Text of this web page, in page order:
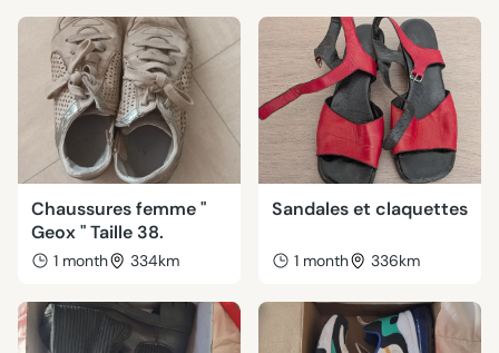
Chaussures femme "
Geox " Taille 38.
1 month 334km
Sandales et claquettes
1 month 336km